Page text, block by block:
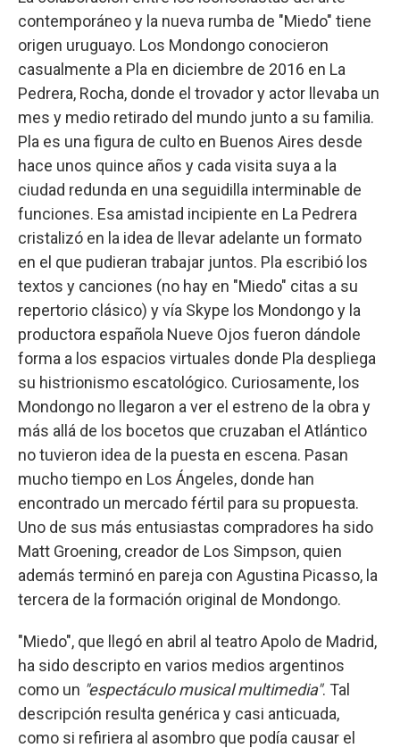
contemporáneo y la nueva rumba de "Miedo" tiene
origen uruguayo. Los Mondongo conocieron
casualmente a Pla en diciembre de 2016 en La
Pedrera, Rocha, donde el trovador y actor llevaba un
mes y medio retirado del mundo junto a su familia.
Pla es una figura de culto en Buenos Aires desde
hace unos quince años y cada visita suya a la
ciudad redunda en una seguidilla interminable de
funciones. Esa amistad incipiente en La Pedrera
cristalizó en la idea de llevar adelante un formato
en el que pudieran trabajar juntos. Pla escribió los
textos y canciones (no hay en "Miedo" citas a su
repertorio clásico) y vía Skype los Mondongo y la
productora española Nueve Ojos fueron dándole
forma a los espacios virtuales donde Pla despliega
su histrionismo escatológico. Curiosamente, los
Mondongo no llegaron a ver el estreno de la obra y
más allá de los bocetos que cruzaban el Atlántico
no tuvieron idea de la puesta en escena. Pasan
mucho tiempo en Los Ángeles, donde han
encontrado un mercado fértil para su propuesta.
Uno de sus más entusiastas compradores ha sido
Matt Groening, creador de Los Simpson, quien
además terminó en pareja con Agustina Picasso, la
tercera de la formación original de Mondongo.
"Miedo", que llegó en abril al teatro Apolo de Madrid,
ha sido descripto en varios medios argentinos
como un "espectáculo musical multimedia". Tal
descripción resulta genérica y casi anticuada,
como si refiriera al asombro que podía causar el